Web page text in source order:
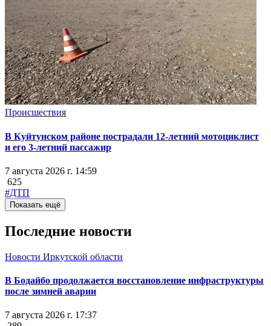
Происшествия
В Куйтунском районе пострадали 12-летний мотоциклист
и его 3-летний пассажир
7 августа 2026 г. 14:59
625
#ДТП
Показать ещё
Последние новости
Новости Иркутской области
В Бодайбо продолжается восстановление инфраструктуры
после зимней аварии
7 августа 2026 г. 17:37